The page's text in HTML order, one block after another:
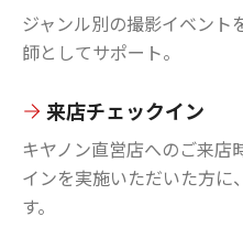
ジャンル別の撮影イベント
師としてサポート。
来店チェックイン
キヤノン直営店へのご来店
インを実施いただいた方に
す。